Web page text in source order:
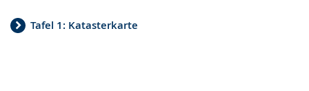
Tafel 1: Katasterkarte